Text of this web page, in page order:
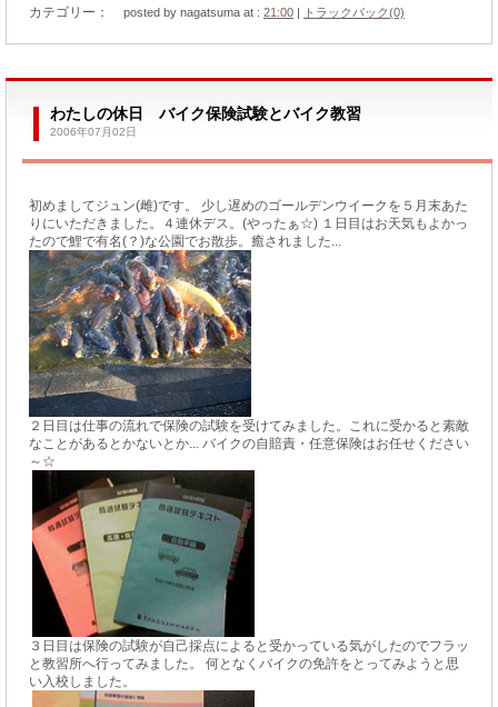
カテゴリー： posted by nagatsuma at : 21:00 | トラックバック(0)
わたしの休日 バイク保険試験とバイク教習
2006年07月02日
初めましてジュン(雌)です。 少し遅めのゴールデンウイークを５月末あた
りにいただきました。４連休デス。(やったぁ☆) １日目はお天気もよかっ
たので鯉で有名(？)な公園でお散歩。癒されました...
２日目は仕事の流れで保険の試験を受けてみました。これに受かると素敵
なことがあるとかないとか... バイクの自賠責・任意保険はお任せください
～☆
３日目は保険の試験が自己採点によると受かっている気がしたのでフラッ
と教習所へ行ってみました。 何となくバイクの免許をとってみようと思
い入校しました。